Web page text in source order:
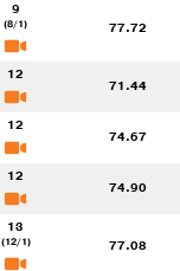
9
(8/1) 77.72
12
71.44
12
74.67
12
74.90
13
(12/1) 77.08